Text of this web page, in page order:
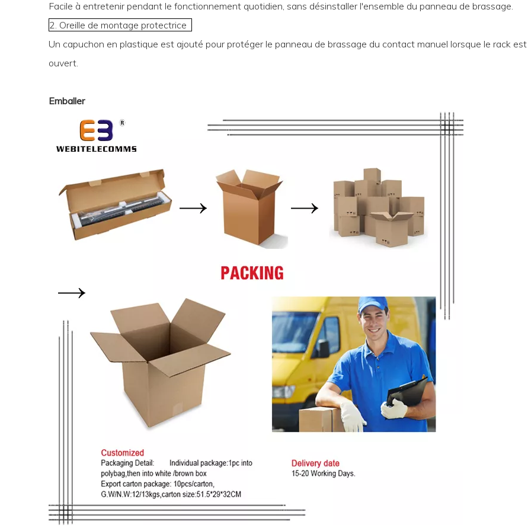
Facile à entretenir pendant le fonctionnement quotidien, sans désinstaller l'ensemble du panneau de brassage.
2. Oreille de montage protectrice
Un capuchon en plastique est ajouté pour protéger le panneau de brassage du contact manuel lorsque le rack est
ouvert.
Emballer